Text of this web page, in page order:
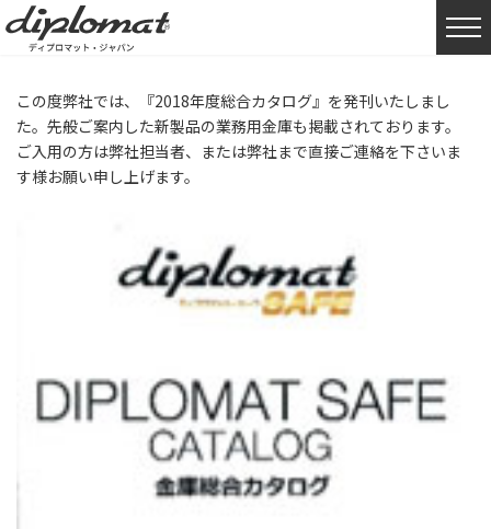
HOME リリース 『2018年総合カタログ』発刊のお知らせ
この度弊社では、『2018年度総合カタログ』を発刊いたしまし
た。先般ご案内した新製品の業務用金庫も掲載されております。
ご入用の方は弊社担当者、または弊社まで直接ご連絡を下さいま
す様お願い申し上げます。